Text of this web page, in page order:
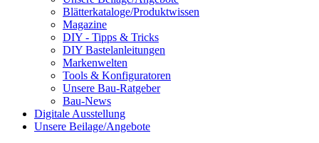
Blätterkataloge/Produktwissen
Magazine
DIY - Tipps & Tricks
DIY Bastelanleitungen
Markenwelten
Tools & Konfiguratoren
Unsere Bau-Ratgeber
Bau-News
Digitale Ausstellung
Unsere Beilage/Angebote